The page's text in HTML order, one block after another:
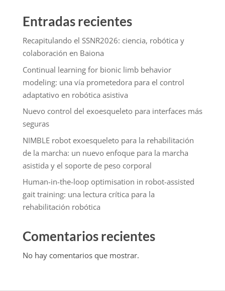
Entradas recientes
Recapitulando el SSNR2026: ciencia, robótica y
colaboración en Baiona
Continual learning for bionic limb behavior
modeling: una vía prometedora para el control
adaptativo en robótica asistiva
Nuevo control del exoesqueleto para interfaces más
seguras
NIMBLE robot exoesqueleto para la rehabilitación
de la marcha: un nuevo enfoque para la marcha
asistida y el soporte de peso corporal
Human-in-the-loop optimisation in robot-assisted
gait training: una lectura crítica para la
rehabilitación robótica
Comentarios recientes
No hay comentarios que mostrar.